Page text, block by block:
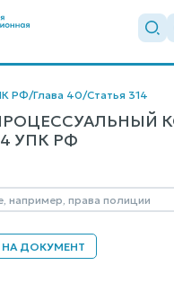
РФ/Глава 40/Статья 314
УПК РФ
ДОКУМЕНТ